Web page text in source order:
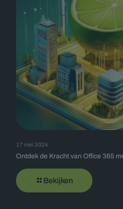
17 mei 2024
Ontdek de Kracht van Office 365
Bekijken